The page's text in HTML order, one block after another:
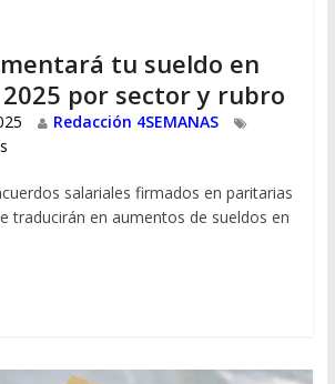
tu sueldo en
por sector y rubro
Redacción 4SEMANAS
salariales firmados en paritarias
traducirán en aumentos de sueldos en